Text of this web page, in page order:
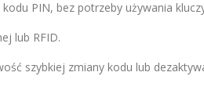
PIN, bez potrzeby używania
lub RFID.
szybkiej zmiany kodu lub